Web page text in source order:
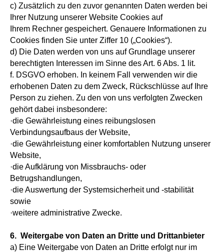
c) Zusätzlich zu den zuvor genannten Daten werden bei
Ihrer Nutzung unserer Website Cookies auf
Ihrem Rechner gespeichert. Genauere Informationen zu
Cookies finden Sie unter Ziffer 10 („Cookies“).
d) Die Daten werden von uns auf Grundlage unserer
berechtigten Interessen im Sinne des Art. 6 Abs. 1 lit.
f. DSGVO erhoben. In keinem Fall verwenden wir die
erhobenen Daten zu dem Zweck, Rückschlüsse auf Ihre
Person zu ziehen. Zu den von uns verfolgten Zwecken
gehört dabei insbesondere:
·die Gewährleistung eines reibungslosen
Verbindungsaufbaus der Website,
·die Gewährleistung einer komfortablen Nutzung unserer
Website,
·die Aufklärung von Missbrauchs- oder
Betrugshandlungen,
·die Auswertung der Systemsicherheit und -stabilität
sowie
·weitere administrative Zwecke.
6. Weitergabe von Daten an Dritte und Drittanbieter
a) Eine Weitergabe von Daten an Dritte erfolgt nur im